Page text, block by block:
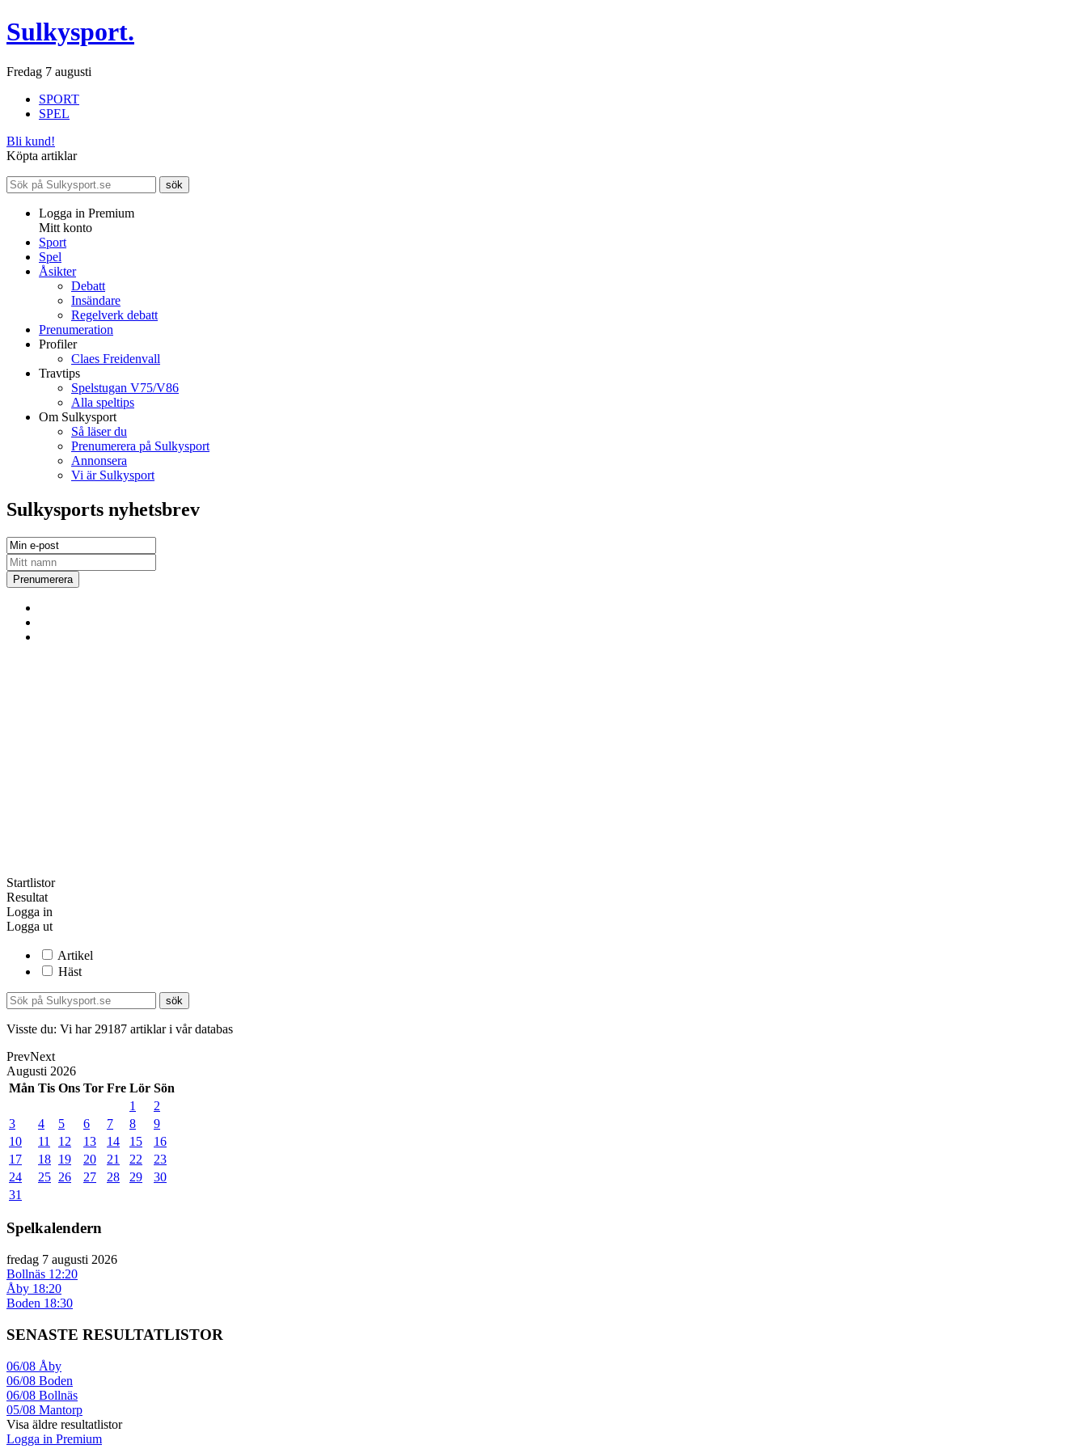
Sulkysport.
Fredag 7 augusti
SPORT
SPEL
Bli kund!
Köpta artiklar
Logga in Premium
Mitt konto
Sport
Spel
Åsikter
Debatt
Insändare
Regelverk debatt
Prenumeration
Profiler
Claes Freidenvall
Travtips
Spelstugan V75/V86
Alla speltips
Om Sulkysport
Så läser du
Prenumerera på Sulkysport
Annonsera
Vi är Sulkysport
Sulkysports nyhetsbrev
Startlistor
Resultat
Logga in
Logga ut
Artikel
Häst
Visste du: Vi har 29187 artiklar i vår databas
PrevNext
Augusti 2026
Mån Tis Ons Tor Fre Lör Sön
1
2
3
4 5 6 7 8
9
10
11 12 13 14 15
16
17
18 19 20 21 22
23
24
25 26 27 28 29
30
31
Spelkalendern
fredag 7 augusti 2026
Bollnäs 12:20
Åby 18:20
Boden 18:30
SENASTE RESULTATLISTOR
06/08 Åby
06/08 Boden
06/08 Bollnäs
05/08 Mantorp
Visa äldre resultatlistor
Logga in Premium